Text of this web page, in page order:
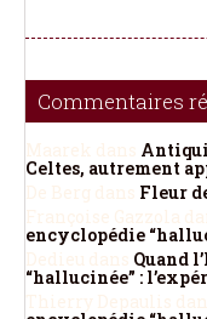
Commentaires
Celtes, autrement
Fleur
encyclopédie
Quand
“hallucinée” :